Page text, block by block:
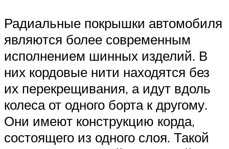
Радиальные покрышки автомобиля
являются более современным
исполнением шинных изделий. В
них кордовые нити находятся без
их перекрещивания, а идут вдоль
колеса от одного борта к другому.
Они имеют конструкцию корда,
состоящего из одного слоя. Такой